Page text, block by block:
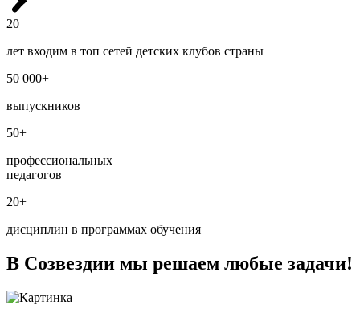
20
лет входим в топ сетей детских клубов страны
50 000+
выпускников
50+
профессиональных
педагогов
20+
дисциплин в программах обучения
В Созвездии мы решаем любые задачи!